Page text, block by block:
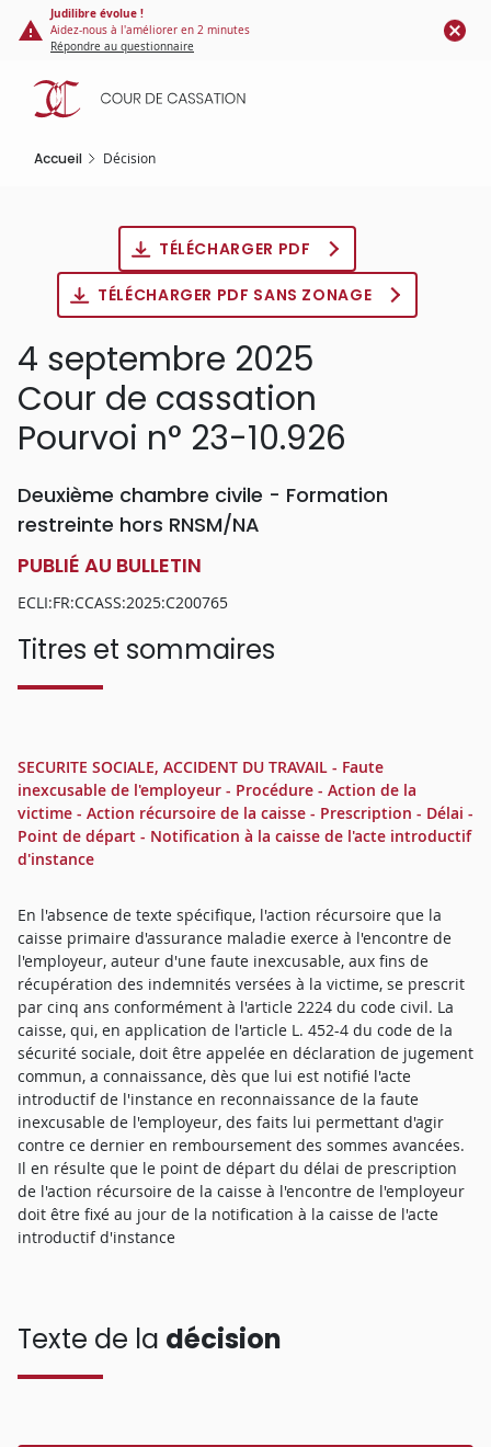
Panneau de gestion des cookies
contenu
principal
Judilibre évolue !
Aidez-nous à l'améliorer en 2 minutes
Répondre au questionnaire
Accueil Décision
TÉLÉCHARGER PDF
TÉLÉCHARGER PDF SANS ZONAGE
4 septembre 2025
Cour de cassation
Pourvoi n° 23-10.926
Deuxième chambre civile - Formation
restreinte hors RNSM/NA
PUBLIÉ AU BULLETIN
ECLI:FR:CCASS:2025:C200765
Titres et sommaires
SECURITE SOCIALE, ACCIDENT DU TRAVAIL - Faute
inexcusable de l'employeur - Procédure - Action de la
victime - Action récursoire de la caisse - Prescription - Délai -
Point de départ - Notification à la caisse de l'acte introductif
d'instance
En l'absence de texte spécifique, l'action récursoire que la
caisse primaire d'assurance maladie exerce à l'encontre de
l'employeur, auteur d'une faute inexcusable, aux fins de
récupération des indemnités versées à la victime, se prescrit
par cinq ans conformément à l'article 2224 du code civil. La
caisse, qui, en application de l'article L. 452-4 du code de la
sécurité sociale, doit être appelée en déclaration de jugement
commun, a connaissance, dès que lui est notifié l'acte
introductif de l'instance en reconnaissance de la faute
inexcusable de l'employeur, des faits lui permettant d'agir
contre ce dernier en remboursement des sommes avancées.
Il en résulte que le point de départ du délai de prescription
de l'action récursoire de la caisse à l'encontre de l'employeur
doit être fixé au jour de la notification à la caisse de l'acte
introductif d'instance
Texte de la décision